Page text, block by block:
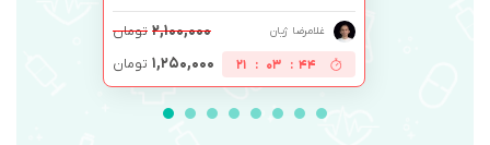
غلامرضا ژیان ۲,۱۰۰,۰۰۰ تومان
44
:
03
:
21 ۱,۲۵۰,۰۰۰ تومان